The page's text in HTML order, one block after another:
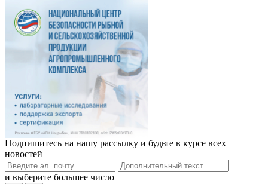
Подпишитесь на нашу рассылку и будьте в курсе всех
новостей
и выберите большее число